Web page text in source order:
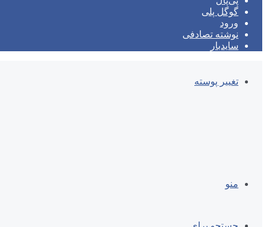
گوگل پلی
ورود
نوشته تصادفی
سایدبار
تغییر پوسته
منو